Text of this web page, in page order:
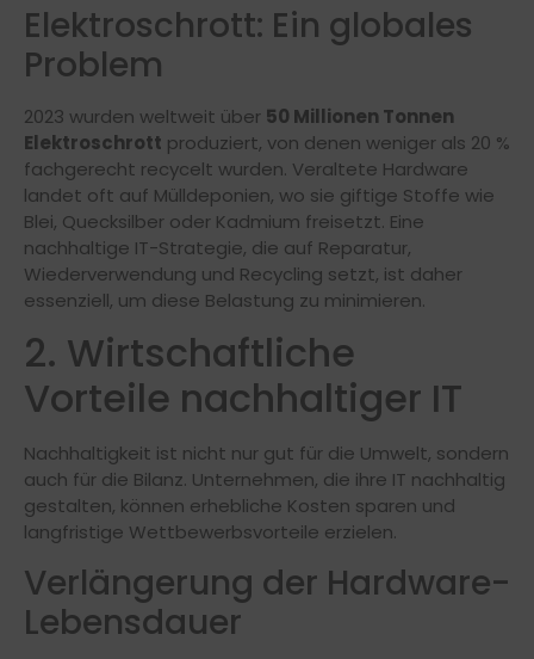
Elektroschrott: Ein globales
Problem
2023 wurden weltweit über 50 Millionen Tonnen
Elektroschrott produziert, von denen weniger als 20 %
fachgerecht recycelt wurden. Veraltete Hardware
landet oft auf Mülldeponien, wo sie giftige Stoffe wie
Blei, Quecksilber oder Kadmium freisetzt. Eine
nachhaltige IT-Strategie, die auf Reparatur,
Wiederverwendung und Recycling setzt, ist daher
essenziell, um diese Belastung zu minimieren.
2. Wirtschaftliche
Vorteile nachhaltiger IT
Nachhaltigkeit ist nicht nur gut für die Umwelt, sondern
auch für die Bilanz. Unternehmen, die ihre IT nachhaltig
gestalten, können erhebliche Kosten sparen und
langfristige Wettbewerbsvorteile erzielen.
Verlängerung der Hardware-
Lebensdauer